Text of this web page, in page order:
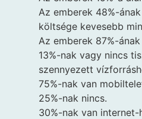
Az emberek 48%-
költsége kevesebb
Az emberek 87%-
13%-nak vagy nincs
szennyezett
75%-nak van
25%-nak nincs.
30%-nak van internet-